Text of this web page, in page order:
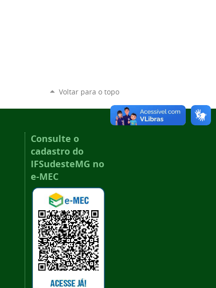
Voltar para o topo
Consulte o
cadastro do
IFSudesteMG no
e-MEC